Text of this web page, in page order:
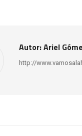
Autor:Ariel
http://